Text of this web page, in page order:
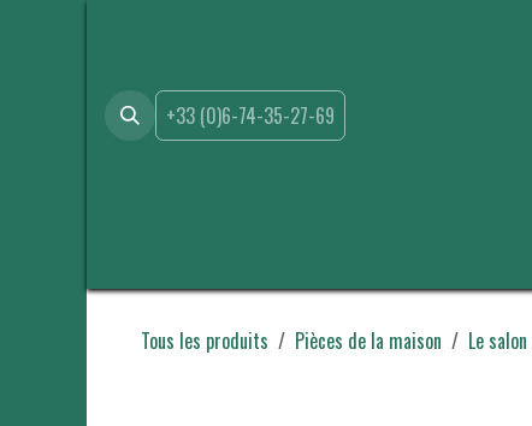
+33 (0)6-74-35-27-69
Tous les produits Pièces de la maison Le salon